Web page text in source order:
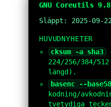
GNU Coreutils
Släppt: 2025-09-
HUVUDNYHETER
cksum -a sha3
224/256/384/
längd).
basenc --base58
kodning/
tvetydiga